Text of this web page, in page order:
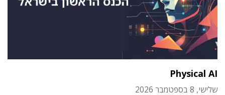
Physical AI
שלישי, 8 בספטמבר 2026